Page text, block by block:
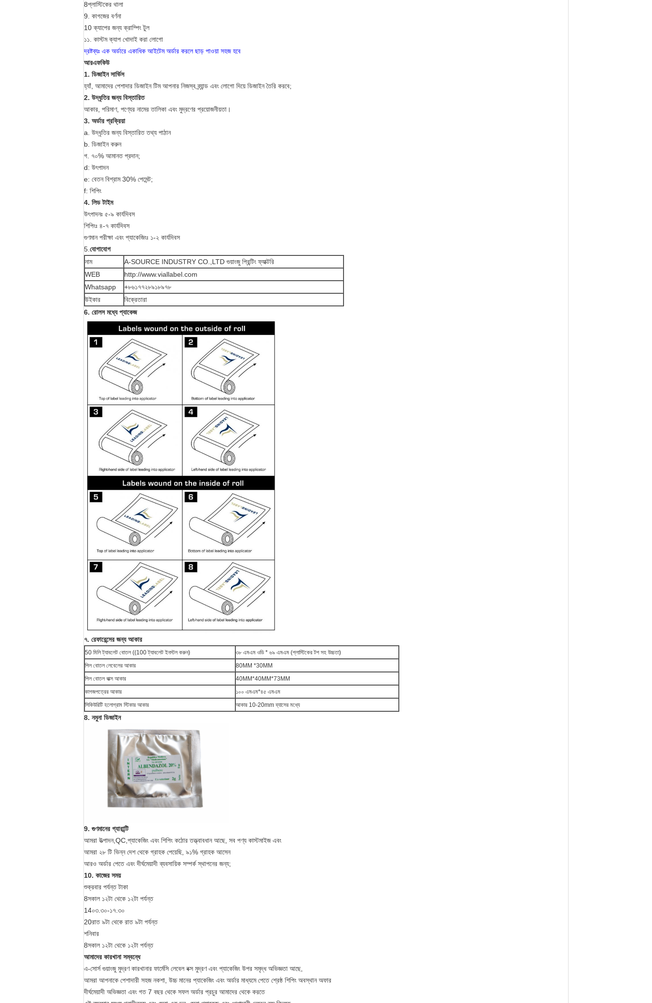
8প্লাস্টিকের থালা
9. কাগজের বর্ণনা
10 ক্যাপের জন্য ক্রাম্পিং টুল
১১. কাস্টম ক্যাপ খোদাই করা লোগো
দ্রষ্টব্যঃ এক অর্ডারে একাধিক আইটেম অর্ডার করলে ছাড় পাওয়া সহজ হবে
আরএফকিউ
1. ডিজাইন সার্ভিস
হ্যাঁ, আমাদের পেশাদার ডিজাইন টিম আপনার নিজস্ব ব্র্যান্ড এবং লোগো দিয়ে ডিজাইন তৈরি করবে;
2. উদ্ধৃতির জন্য বিস্তারিত
আকার, পরিমাণ, পণ্যের নামের তালিকা এবং মুদ্রণের প্রয়োজনীয়তা।
3. অর্ডার প্রক্রিয়া
a. উদ্ধৃতির জন্য বিস্তারিত তথ্য পাঠান
b. ডিজাইন করুন
গ. ৭০% আমানত প্রদান;
d: উৎপাদন
e: বেতন বিশ্রাম 30% পেমেন্ট;
f: শিপিং
4. লিড টাইম
উৎপাদনঃ ৫-৯ কার্যদিবস
শিপিংঃ ৪-৭ কার্যদিবস
গুণমান পরীক্ষা এবং প্যাকেজিংঃ ১-২ কার্যদিবস
5. যোগাযোগ
নাম
A-SOURCE INDUSTRY CO.,LTD গুয়াংজু প্রিন্টিং ফ্যাক্টরি
WEB
http://www.viallabel.com
Whatsapp
+৮৬১৭৭২৮৯১৮৯৭৮
উইকার
বিক্রেতারা
6. রোলস মধ্যে প্যাকেজ
৭. রেফারেন্সের জন্য আকার
50 মিলি ট্যাবলেট বোতল ((100 ট্যাবলেট ইনস্টল করুন)
৩৮ এমএম ওডি * ৬৯ এমএম (প্লাস্টিকের টপ সহ উচ্চতা)
পিল বোতল লেবেলের আকার
80MM *30MM
পিল বোতল বাক্স আকার
40MM*40MM*73MM
কাগজপত্রের আকার
১০০ এমএম*৪৫ এমএম
সিকিউরিটি হলোগ্রাম স্টিকার আকার
আকার 10-20mm ব্যাসের মধ্যে
8. নমুনা ডিজাইন
9. গুণমানের গ্যারান্টি
আমরা উত্পাদন,QC,প্যাকেজিং এবং শিপিং কঠোর তত্ত্বাবধান আছে, সব পণ্য কাস্টমাইজ এবং
আমরা ২৮ টি ভিন্ন দেশ থেকে গ্রাহক পেয়েছি, ৯১% গ্রাহক আসেন
আরও অর্ডার পেতে এবং দীর্ঘমেয়াদী ব্যবসায়িক সম্পর্ক স্থাপনের জন্য;
10. কাজের সময়
শুক্রবার পর্যন্ত টাকা
8সকাল ১২টা থেকে ১২টা পর্যন্ত
14০৩.৩০-১৭.৩০
20রাত ৯টা থেকে রাত ৯টা পর্যন্ত
শনিবার
8সকাল ১২টা থেকে ১২টা পর্যন্ত
আমাদের কারখানা সম্বন্ধে
এ-সোর্স গুয়াংজু মুদ্রণ কারখানার ফার্মেসি লেবেল বক্স মুদ্রণ এবং প্যাকেজিং উপর সমৃদ্ধ অভিজ্ঞতা আছে,
আমরা আপনাকে পেশাদারী সহজ নকশা, উচ্চ মানের প্যাকেজিং এবং অর্ডার মাধ্যমে পেতে শ্রেষ্ঠ শিপিং অবস্থান অফার
দীর্ঘমেয়াদী অভিজ্ঞতা এবং গত 7 বছর থেকে সফল অর্ডার প্রচুর আমাদের থেকে করতে